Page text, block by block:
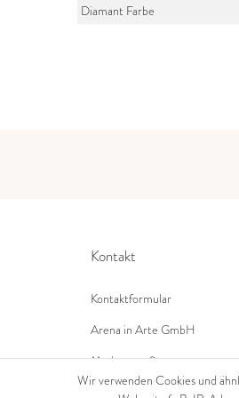
Diamant Farbe
Kontakt
Kontaktformular
Arena in Arte GmbH
Marktgasse 2,
8600 Dübendorf
Wir verwenden Cookies und